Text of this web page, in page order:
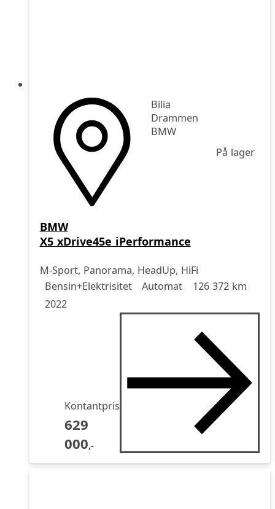
Bilia
Drammen
BMW
På lager
BMW
X5 xDrive45e iPerformance
M-Sport, Panorama, HeadUp, HiFi
Drivstoff
Bensin+Elektrisitet
Girkasse Automat
Kjørelengde 126 372 km
årsmodell
2022
Kontantpris
629
000,-